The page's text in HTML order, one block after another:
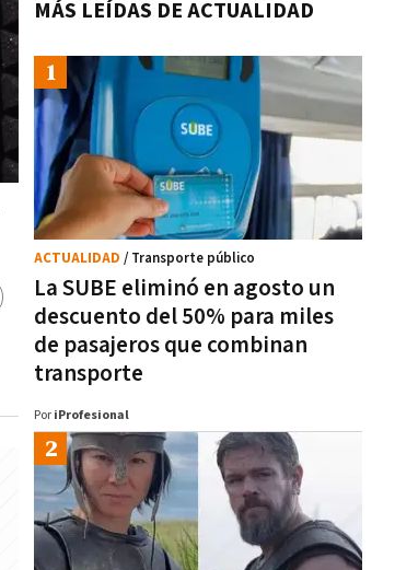
MÁS LEÍDAS DE ACTUALIDAD
La SUBE eliminó en agosto un
descuento del 50% para miles
de pasajeros que combinan
transporte
ACTUALIDAD / Transporte público
Por iProfesional